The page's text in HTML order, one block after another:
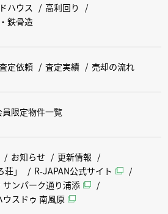
ハウス
高利回り
鉄骨造
定依頼 査定実績 売却の流れ
員限定物件一覧
お知らせ
更新情報
」
R-JAPAN公式サイト
サンパーク通り浦添
ウスドゥ 南風原